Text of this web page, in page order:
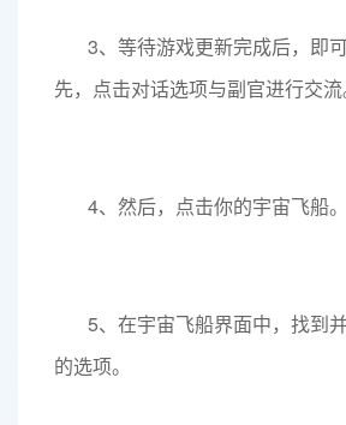
3、等待游戏更新完成后，即
先，点击对话选项与副官进行交流
4、然后，点击你的宇宙飞船。
5、在宇宙飞船界面中，找到
的选项。